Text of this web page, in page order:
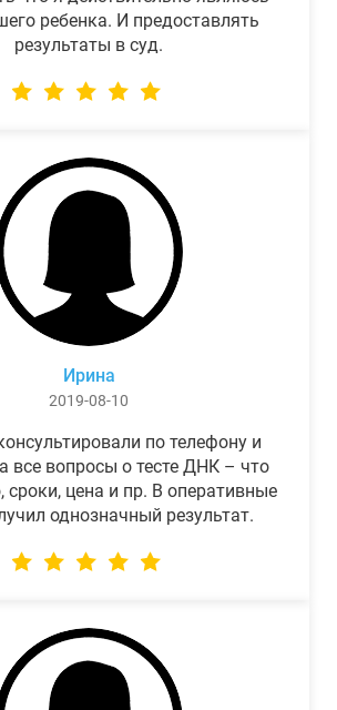
ребенка. И предоставлять
результаты в суд.
Ирина
2019-08-10
по телефону и
все вопросы о тесте ДНК – что
сроки, цена и пр. В оперативные
однозначный результат.